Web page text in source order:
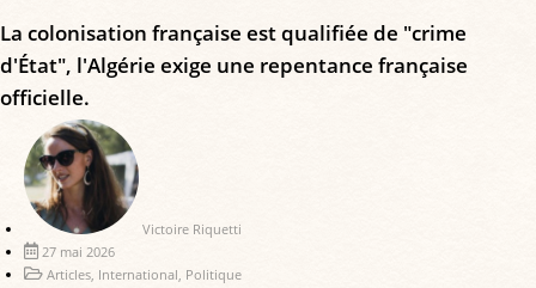
La colonisation française est qualifiée de "crime
d'État", l'Algérie exige une repentance française
officielle.
Victoire Riquetti
27 mai 2026
Articles, International, Politique